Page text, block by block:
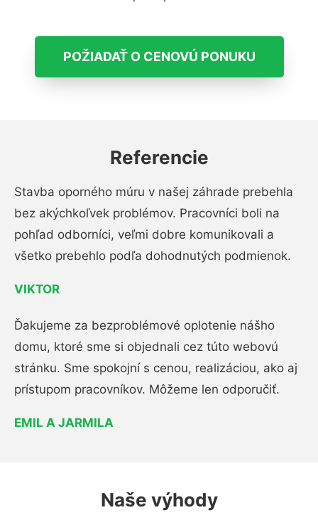
POŽIADAŤ O CENOVÚ PONUKU
Referencie
Stavba oporného múru v našej záhrade prebehla
bez akýchkoľvek problémov. Pracovníci boli na
pohľad odborníci, veľmi dobre komunikovali a
všetko prebehlo podľa dohodnutých podmienok.
VIKTOR
Ďakujeme za bezproblémové oplotenie nášho
domu, ktoré sme si objednali cez túto webovú
stránku. Sme spokojní s cenou, realizáciou, ako aj
prístupom pracovníkov. Môžeme len odporučiť.
EMIL A JARMILA
Naše výhody